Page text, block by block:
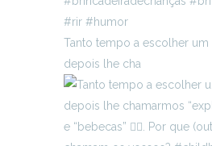
Tanto tempo a escolher um
depois lhe cha